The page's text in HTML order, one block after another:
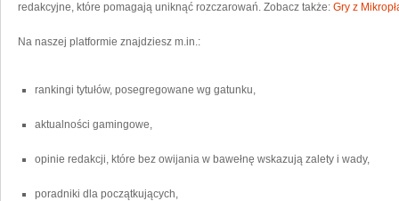
redakcyjne, które pomagają uniknąć rozczarowań. Zobacz także: Gry z
Na naszej platformie znajdziesz m.in.:
rankingi tytułów, posegregowane wg gatunku,
aktualności gamingowe,
opinie redakcji, które bez owijania w bawełnę wskazują zalety i wady,
poradniki dla początkujących,